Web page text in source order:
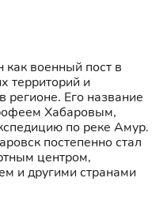
как военный пост в
территорий и
регионе. Его название
Хабаровым,
по реке Амур.
постепенно стал
центром,
и другими странами